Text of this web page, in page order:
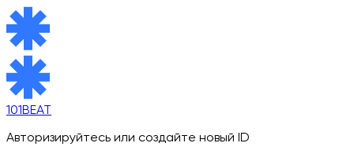
101BEAT
Авторизируйтесь или создайте новый ID